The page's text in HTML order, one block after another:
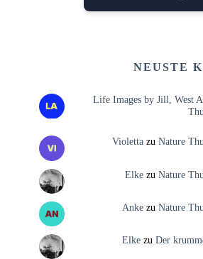
NEUSTE
Life Images by Jill, West
Violettazu Nature
Elkezu Nature
Ankezu Nature
Elkezu Der